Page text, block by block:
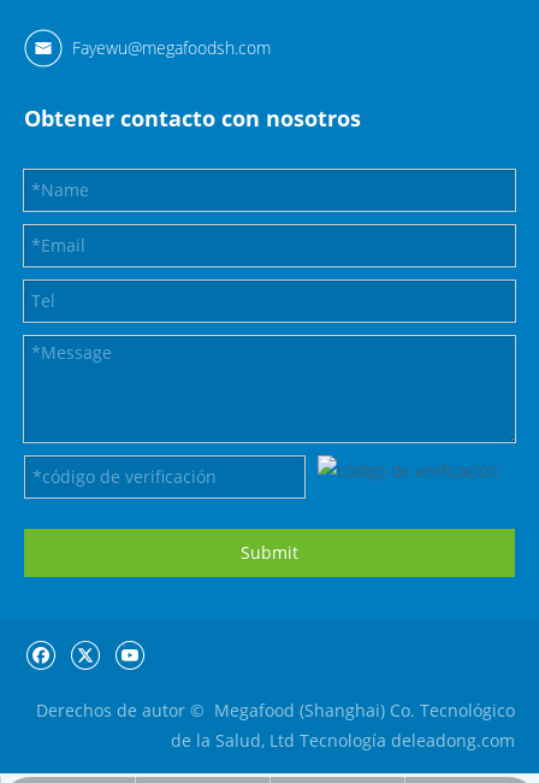
Fayewu@megafoodsh.com
Obtener contacto con nosotros
Submit
Derechos de autor © ️ Megafood (Shanghai) Co. Tecnológico
de la Salud, Ltd Tecnología deleadong.com